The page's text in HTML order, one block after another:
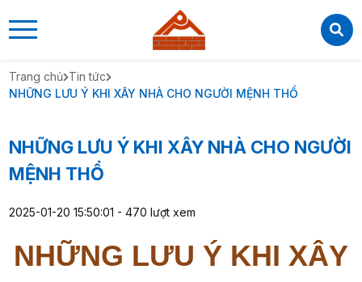
CTY TNHH THIẾT KẾ XÂY DỰNG PHÁT MỸ
CTY TNHH THIẾT KẾ XÂY DỰNG PHÁT MỸ
0909184272
Trang chủ Tin tức
NHỮNG LƯU Ý KHI XÂY NHÀ CHO NGƯỜI MỆNH THỔ
NHỮNG LƯU Ý KHI XÂY NHÀ CHO NGƯỜI
MỆNH THỔ
2025-01-20 15:50:01 - 470 lượt xem
NHỮNG LƯU Ý KHI XÂY